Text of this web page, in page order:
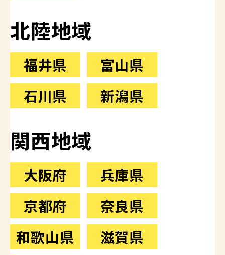
北陸地域
福井県
富山県
石川県
新潟県
関西地域
大阪府
兵庫県
京都府
奈良県
和歌山県
滋賀県